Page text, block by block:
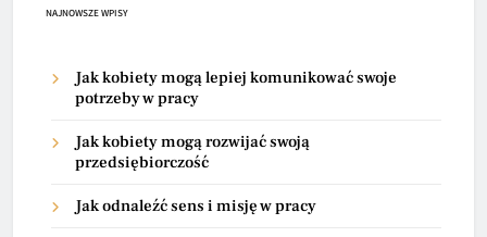
NAJNOWSZE WPISY
Jak kobiety mogą lepiej komunikować swoje
potrzeby w pracy
Jak kobiety mogą rozwijać swoją
przedsiębiorczość
Jak odnaleźć sens i misję w pracy